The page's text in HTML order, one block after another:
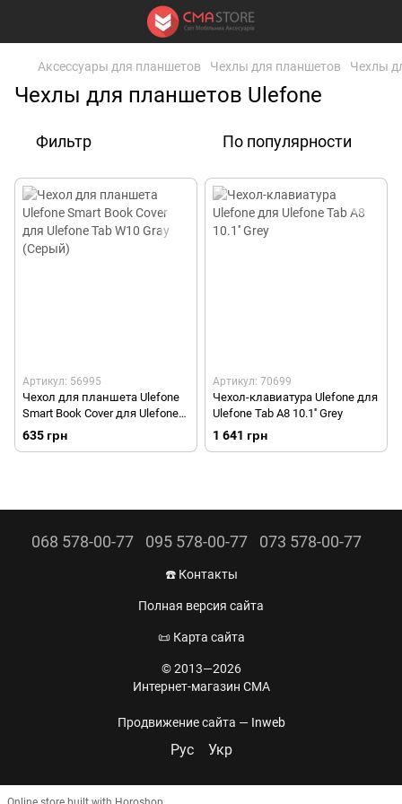
Аксессуары для планшетов Чехлы для планшетов Чехлы
Чехлы для планшетов Ulefone
Фильтр По популярности
Артикул: 56995
Чехол для планшета Ulefone
Smart Book Cover для Ulefone
Tab W10 Gray (Серый)
635 грн
Артикул: 70699
Чехол-клавиатура Ulefone для
Ulefone Tab A8 10.1'' Grey
1 641 грн
068 578-00-77 095 578-00-77 073 578-00-77
☎️ Контакты
Полная версия сайта
📜 Карта сайта
© 2013—2026
Интернет-магазин CMA
Продвижение сайта — Inweb
Рус Укр